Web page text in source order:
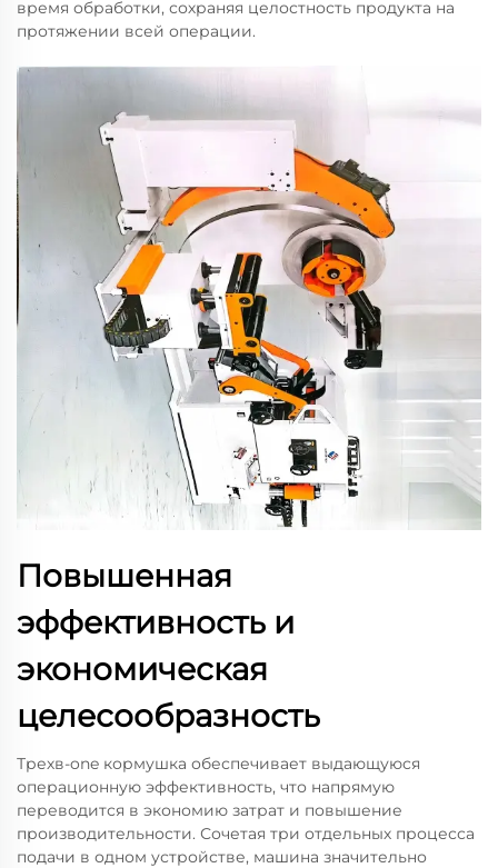
время обработки, сохраняя целостность продукта на
протяжении всей операции.
Повышенная
эффективность и
экономическая
целесообразность
Трехв-one кормушка обеспечивает выдающуюся
операционную эффективность, что напрямую
переводится в экономию затрат и повышение
производительности. Сочетая три отдельных процесса
подачи в одном устройстве, машина значительно